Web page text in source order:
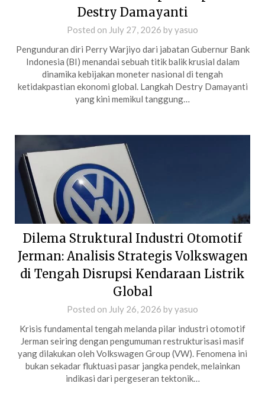
Destry Damayanti
Posted on July 27, 2026 byyasuo
Pengunduran diri Perry Warjiyo dari jabatan Gubernur Bank
Indonesia (BI) menandai sebuah titik balik krusial dalam
dinamika kebijakan moneter nasional di tengah
ketidakpastian ekonomi global. Langkah Destry Damayanti
yang kini memikul tanggung…
Dilema Struktural Industri Otomotif
Jerman: Analisis Strategis Volkswagen
di Tengah Disrupsi Kendaraan Listrik
Global
Posted on July 26, 2026 byyasuo
Krisis fundamental tengah melanda pilar industri otomotif
Jerman seiring dengan pengumuman restrukturisasi masif
yang dilakukan oleh Volkswagen Group (VW). Fenomena ini
bukan sekadar fluktuasi pasar jangka pendek, melainkan
indikasi dari pergeseran tektonik…